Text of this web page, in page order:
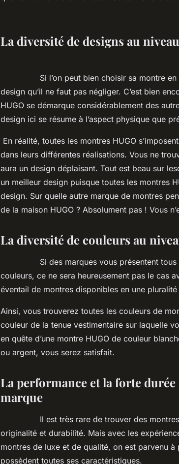
La diversité de designs au
Si l’on peut bien choisir sa montre en
design qu’il ne faut pas négliger. C’est bien
HUGO se démarque considérablement des
design ici se résume à l’aspect physique que
En réalité, toutes les montres HUGO
dans leurs différentes réalisations. Vous ne
aura un design déplaisant. Tout est beau sur
un meilleur design puisque toutes les montres
design. Sur quelle autre marque de montres
de la maison HUGO ? Absolument pas ! Vous
La diversité de couleurs au
Si des marques vous présentent tous
couleurs, ce ne sera heureusement pas le cas
éventail de montres disponibles en une
Ainsi, vous trouverez toutes les couleurs de
couleur de la tenue vestimentaire sur laquelle
en quête d’une montre HUGO de couleur
ou argent, vous serez satisfait.
La performance et la forte durée
marque
Il est très rare de trouver des montres
originalité et durabilité. Mais avec les
montres de luxe et de qualité, on est parvenu
possèdent toutes ses caractéristiques.